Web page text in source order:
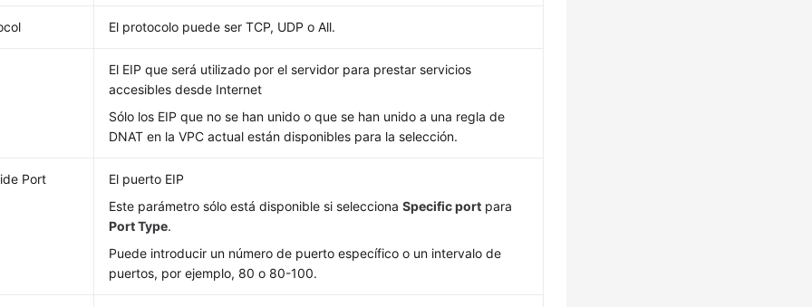
El protocolo puede ser TCP, UDP o All.
El EIP que será utilizado por el servidor para prestar servicios
accesibles desde Internet
Sólo los EIP que no se han unido o que se han unido a una regla de
DNAT en la VPC actual están disponibles para la selección.
Port
El puerto EIP
Este parámetro sólo está disponible si seleccionaSpecific port para
Port Type.
Puede introducir un número de puerto específico o un intervalo de
puertos, por ejemplo, 80 o 80-100.